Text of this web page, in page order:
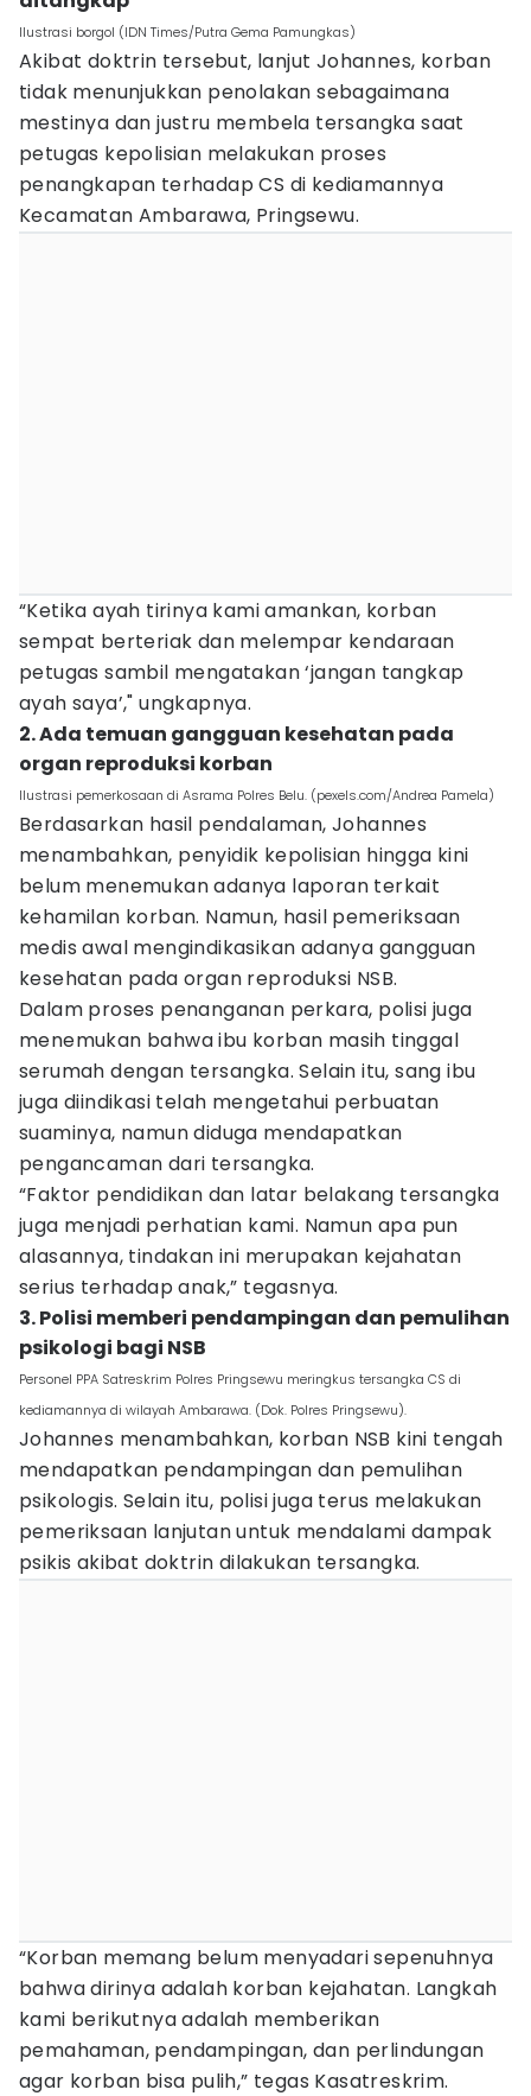
Ilustrasi borgol (IDN Times/Putra Gema Pamungkas)
Akibat doktrin tersebut, lanjut Johannes, korban
tidak menunjukkan penolakan sebagaimana
mestinya dan justru membela tersangka saat
petugas kepolisian melakukan proses
penangkapan terhadap CS di kediamannya
Kecamatan Ambarawa, Pringsewu.
“Ketika ayah tirinya kami amankan, korban
sempat berteriak dan melempar kendaraan
petugas sambil mengatakan ‘jangan tangkap
ayah saya’," ungkapnya.
2. Ada temuan gangguan kesehatan pada
organ reproduksi korban
Ilustrasi pemerkosaan di Asrama Polres Belu. (pexels.com/Andrea Pamela)
Berdasarkan hasil pendalaman, Johannes
menambahkan, penyidik kepolisian hingga kini
belum menemukan adanya laporan terkait
kehamilan korban. Namun, hasil pemeriksaan
medis awal mengindikasikan adanya gangguan
kesehatan pada organ reproduksi NSB.
Dalam proses penanganan perkara, polisi juga
menemukan bahwa ibu korban masih tinggal
serumah dengan tersangka. Selain itu, sang ibu
juga diindikasi telah mengetahui perbuatan
suaminya, namun diduga mendapatkan
pengancaman dari tersangka.
“Faktor pendidikan dan latar belakang tersangka
juga menjadi perhatian kami. Namun apa pun
alasannya, tindakan ini merupakan kejahatan
serius terhadap anak,” tegasnya.
3. Polisi memberi pendampingan dan pemulihan
psikologi bagi NSB
Personel PPA Satreskrim Polres Pringsewu meringkus tersangka CS di
kediamannya di wilayah Ambarawa. (Dok. Polres Pringsewu).
Johannes menambahkan, korban NSB kini tengah
mendapatkan pendampingan dan pemulihan
psikologis. Selain itu, polisi juga terus melakukan
pemeriksaan lanjutan untuk mendalami dampak
psikis akibat doktrin dilakukan tersangka.
“Korban memang belum menyadari sepenuhnya
bahwa dirinya adalah korban kejahatan. Langkah
kami berikutnya adalah memberikan
pemahaman, pendampingan, dan perlindungan
agar korban bisa pulih,” tegas Kasatreskrim.